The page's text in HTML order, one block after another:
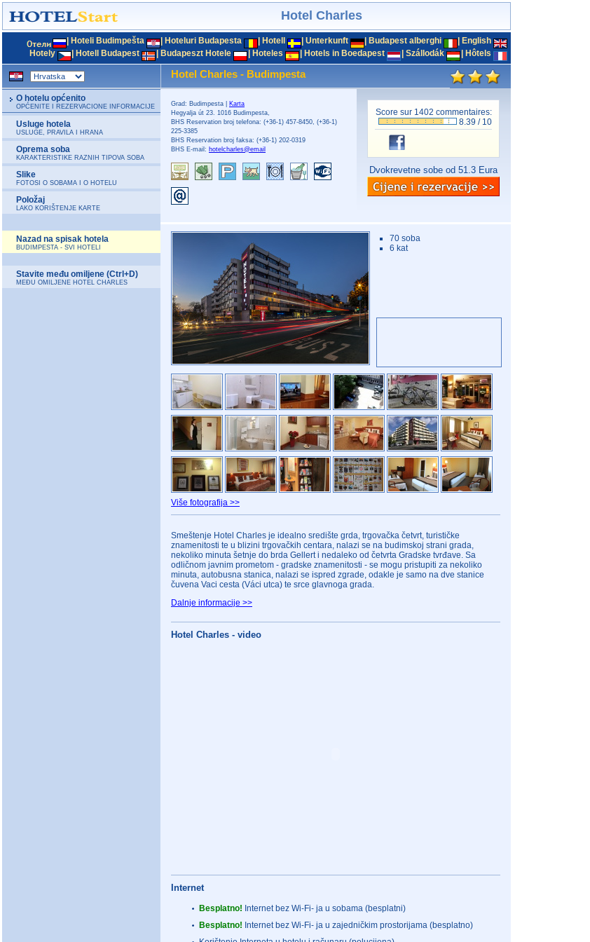
Hotel Charles
Hoteli Budimpešta Hoteluri Budapesta Hotell Unterkunft Budapest alberghi
English
Hotely
Hotell Budapest Budapeszt Hotele Hoteles Hotels in Boedapest Szállodák Hôtels
Hotel Charles - Budimpesta
O hotelu općenito
OPĆENITE I REZERVACIONE INFORMACIJE
Usluge hotela
USLUGE, PRAVILA I HRANA
Oprema soba
KARAKTERISTIKE RAZNIH TIPOVA SOBA
Slike
FOTOSI O SOBAMA I O HOTELU
Položaj
LAKO KORIŠTENJE KARTE
Nazad na spisak hotela
BUDIMPESTA - SVI HOTELI
Stavite među omiljene (Ctrl+D)
MEĐU OMILJENE HOTEL CHARLES
Grad: Budimpesta | Karta
Hegyalja út 23. 1016 Budimpesta,
BHS Reservation broj telefona: (+36-1) 457-8450, (+36-1)
225-3385
BHS Reservation broj faksa: (+36-1) 202-0319
BHS E-mail: hotelcharles@email
Score sur 1402 commentaires:
8.39 / 10
Dvokrevetne sobe od 51.3 Eura
70 soba
6 kat
Više fotografija >>
Smeštenje Hotel Charles je idealno središte grda, trgovačka četvrt, turističke
znamenitosti te u blizini trgovačkih centara, nalazi se na budimskoj strani grada,
nekoliko minuta šetnje do brda Gellert i nedaleko od četvrta Gradske tvrđave. Sa
odličnom javnim prometom - gradske znamenitosti - se mogu pristupiti za nekoliko
minuta, autobusna stanica, nalazi se ispred zgrade, odakle je samo na dve stanice
čuvena Vaci cesta (Váci utca) te srce glavnoga grada.
Dalnje informacije >>
Hotel Charles - video
Internet
Besplatno! Internet bez Wi-Fi- ja u sobama (besplatni)
Besplatno! Internet bez Wi-Fi- ja u zajedničkim prostorijama (besplatno)